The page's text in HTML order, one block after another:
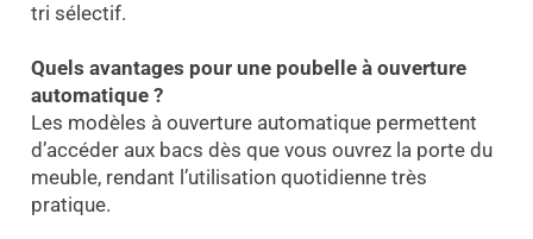
tri sélectif.
Quels avantages pour une poubelle à ouverture
automatique ?
Les modèles à ouverture automatique permettent
d’accéder aux bacs dès que vous ouvrez la porte du
meuble, rendant l’utilisation quotidienne très
pratique.